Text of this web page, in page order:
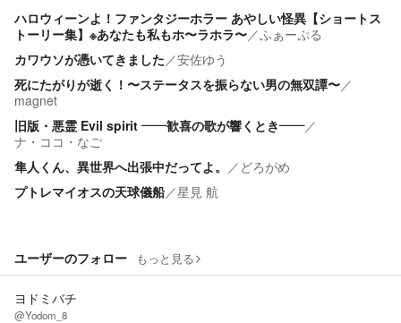
ハロウィーンよ！ファンタジーホラー あやしい怪異【ショートス
トーリー集】※あなたも私もホ〜ラホラ〜／ふぁーぷる
カワウソが憑いてきました／安佐ゆう
死にたがりが逝く！〜ステータスを振らない男の無双譚〜／
magnet
旧版・悪霊 Evil spirit ――歓喜の歌が響くとき――／
ナ・ココ・なご
隼人くん、異世界へ出張中だってよ。 ／ どろがめ
プトレマイオスの天球儀船／星見 航
ユーザーのフォロー もっと見る
ヨドミバチ
@Yodom_8